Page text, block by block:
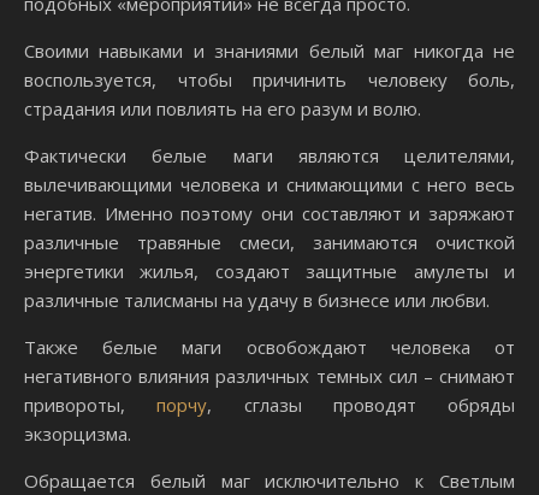
Своими навыками и знаниями белый маг никогда не
воспользуется, чтобы причинить человеку боль,
страдания или повлиять на его разум и волю.
Фактически белые маги являются целителями,
вылечивающими человека и снимающими с него весь
негатив. Именно поэтому они составляют и заряжают
различные травяные смеси, занимаются очисткой
энергетики жилья, создают защитные амулеты и
различные талисманы на удачу в бизнесе или любви.
Также белые маги освобождают человека от
негативного влияния различных темных сил – снимают
привороты,порчу, сглазы проводят обряды
экзорцизма.
Обращается белый маг исключительно к Светлым